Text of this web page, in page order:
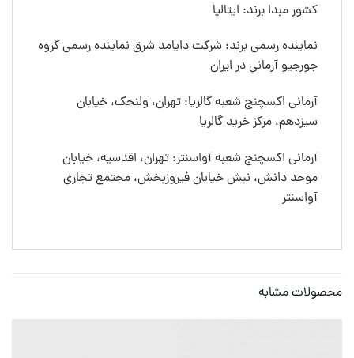
کشور مبدا برند: ایتالیا
نماینده رسمی برند: شرکت دایامد شرق نماینده رسمی گروه
جورجیو آرمانی در ایران
آرمانی اکسچنج شعبه گالریا: تهران، ولنجک، خیابان
سیزدهم، مرکز خرید گالریا
آرمانی اکسچنج شعبه آواسنتر: تهران، اقدسیه، خیابان
موحد دانش، نبش خیابان فیروزبخش، مجتمع تجاری
آواسنتر
محصولات مشابه